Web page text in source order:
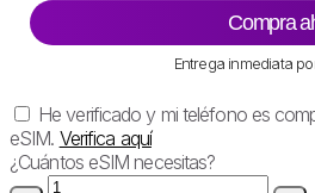
Compra
Entrega inmediata
He verificado y mi teléfono es
eSIM. Verifica aquí
¿Cuántos eSIM necesitas?